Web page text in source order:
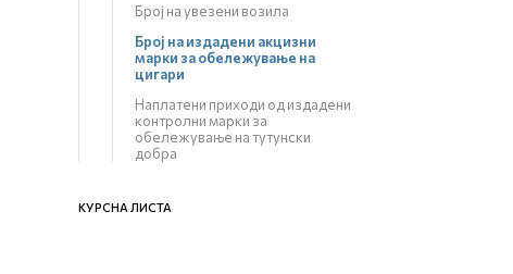
Број на увезени возила
Број на издадени акцизни
марки за обележување на
цигари
Наплатени приходи од издадени
контролни марки за
обележување на тутунски
добра
КУРСНА ЛИСТА